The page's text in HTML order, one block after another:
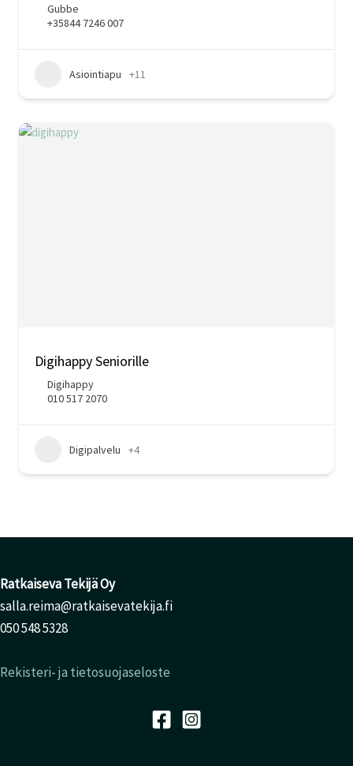
Gubbe
+35844 7246 007
Asiointiapu +11
Digihappy Seniorille
Digihappy
010 517 2070
Digipalvelu +4
Ratkaiseva Tekijä Oy
salla.reima@ratkaisevatekija.fi
050 548 5328
Rekisteri- ja tietosuojaseloste